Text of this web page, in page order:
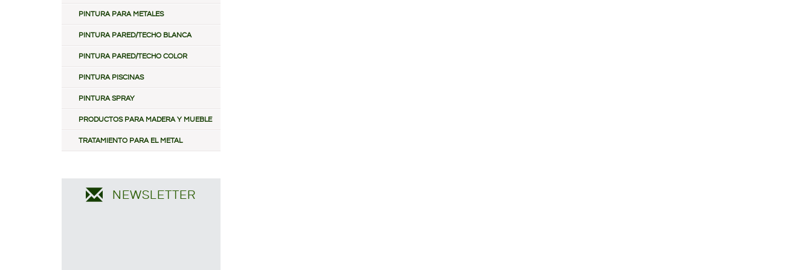
PINTURA PARA METALES
PINTURA PARED/TECHO BLANCA
PINTURA PARED/TECHO COLOR
PINTURA PISCINAS
PINTURA SPRAY
PRODUCTOS PARA MADERA Y MUEBLE
TRATAMIENTO PARA EL METAL
NEWSLETTER